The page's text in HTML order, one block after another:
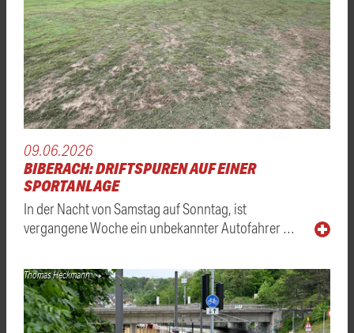
09.06.2026
BIBERACH: DRIFTSPUREN AUF EINER
SPORTANLAGE
In der Nacht von Samstag auf Sonntag, ist
vergangene Woche ein unbekannter Autofahrer …
Thomas Heckmann